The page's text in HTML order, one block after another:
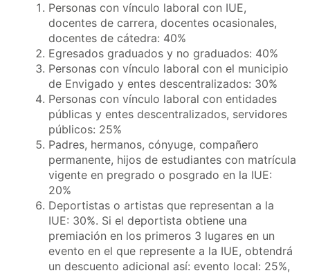
Personas con vínculo laboral con IUE,
docentes de carrera, docentes ocasionales,
docentes de cátedra: 40%
Egresados graduados y no graduados: 40%
Personas con vínculo laboral con el municipio
de Envigado y entes descentralizados: 30%
Personas con vínculo laboral con entidades
públicas y entes descentralizados, servidores
públicos: 25%
Padres, hermanos, cónyuge, compañero
permanente, hijos de estudiantes con matrícula
vigente en pregrado o posgrado en la IUE:
20%
Deportistas o artistas que representan a la
IUE: 30%. Si el deportista obtiene una
premiación en los primeros 3 lugares en un
evento en el que represente a la IUE, obtendrá
un descuento adicional así: evento local: 25%,